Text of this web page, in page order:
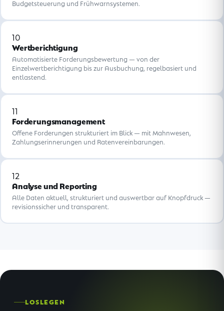
Budgetsteuerung und Frühwarnsystemen.
10
Wertberichtigung
Automatisierte Forderungsbewertung — von der
Einzelwertberichtigung bis zur Ausbuchung, regelbasiert und
entlastend.
11
Forderungsmanagement
Offene Forderungen strukturiert im Blick — mit Mahnwesen,
Zahlungserinnerungen und Ratenvereinbarungen.
12
Analyse und Reporting
Alle Daten aktuell, strukturiert und auswertbar auf Knopfdruck —
revisionssicher und transparent.
LOSLEGEN